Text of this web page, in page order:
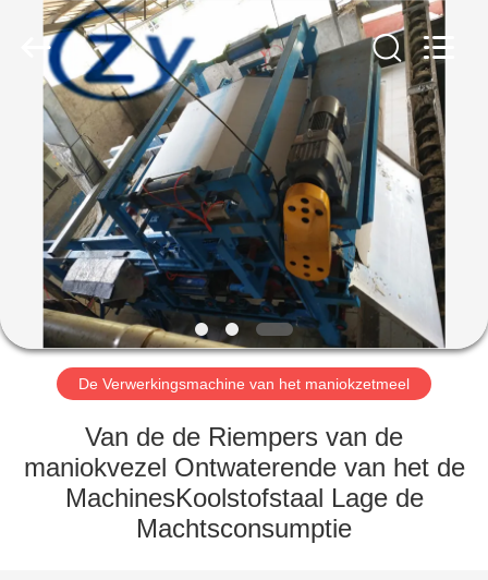
HUIS
PRODUCTEN
ONGEVEER
DE
V.S.
FABRIEKSREIS
KWALITEITSCONTROLE
CONTACTEER
Engineering
Machinery
Reserved.
De Verwerkingsmachine van het maniokzetmeel
Van de de Riempers van de
maniokvezel Ontwaterende van het de
MachinesKoolstofstaal Lage de
Machtsconsumptie